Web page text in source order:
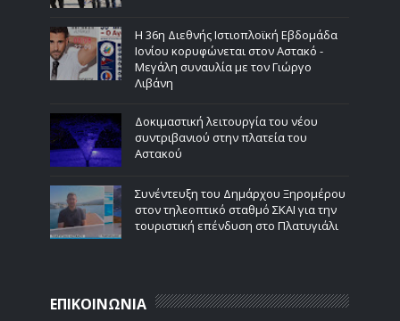
Η 36η Διεθνής Ιστιοπλοϊκή Εβδομάδα
Ιονίου κορυφώνεται στον Αστακό -
Μεγάλη συναυλία με τον Γιώργο
Λιβάνη
Δοκιμαστική λειτουργία του νέου
συντριβανιού στην πλατεία του
Αστακού
Συνέντευξη του Δημάρχου Ξηρομέρου
στον τηλεοπτικό σταθμό ΣΚΑΙ για την
τουριστική επένδυση στο Πλατυγιάλι
ΕΠΙΚΟΙΝΩΝΙΑ